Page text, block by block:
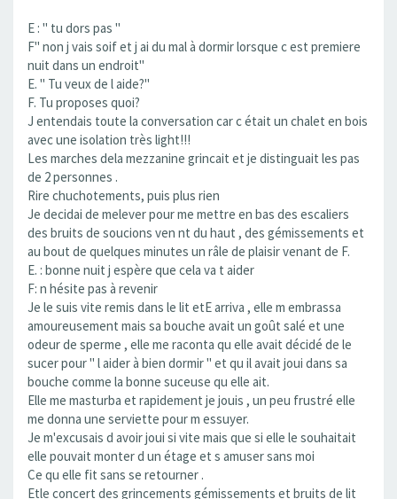
E : " tu dors pas "
F" non j vais soif et j ai du mal à dormir lorsque c est premiere
nuit dans un endroit"
E. " Tu veux de l aide?"
F. Tu proposes quoi?
J entendais toute la conversation car c était un chalet en bois
avec une isolation très light!!!
Les marches dela mezzanine grincait et je distinguait les pas
de 2 personnes .
Rire chuchotements, puis plus rien
Je decidai de melever pour me mettre en bas des escaliers
des bruits de soucions ven nt du haut , des gémissements et
au bout de quelques minutes un râle de plaisir venant de F.
E. : bonne nuit j espère que cela va t aider
F: n hésite pas à revenir
Je le suis vite remis dans le lit etE arriva , elle m embrassa
amoureusement mais sa bouche avait un goût salé et une
odeur de sperme , elle me raconta qu elle avait décidé de le
sucer pour " l aider à bien dormir " et qu il avait joui dans sa
bouche comme la bonne suceuse qu elle ait.
Elle me masturba et rapidement je jouis , un peu frustré elle
me donna une serviette pour m essuyer.
Je m'excusais d avoir joui si vite mais que si elle le souhaitait
elle pouvait monter d un étage et s amuser sans moi
Ce qu elle fit sans se retourner .
Etle concert des grincements gémissements et bruits de lit